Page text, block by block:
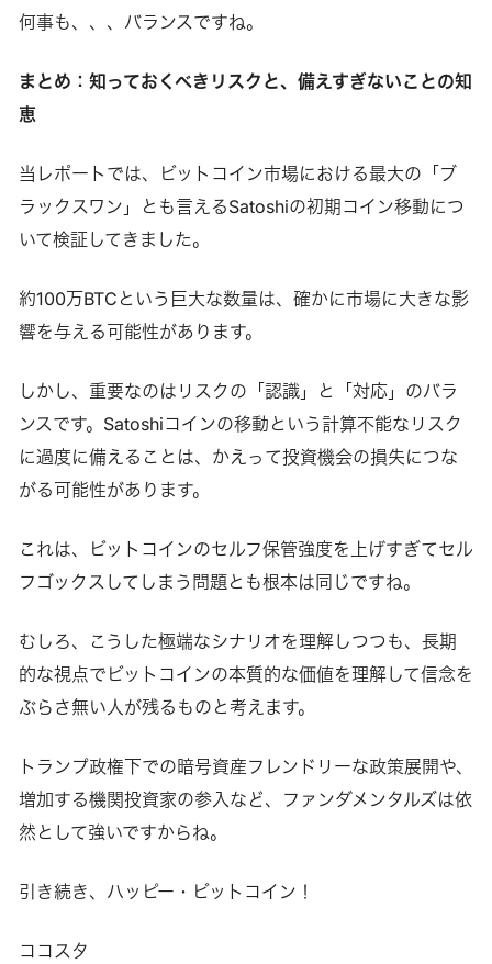
何事も、、、バランスですね。
まとめ：知っておくべきリスクと、備えすぎないことの知
恵
当レポートでは、ビットコイン市場における最大の「ブ
ラックスワン」とも言えるSatoshiの初期コイン移動につ
いて検証してきました。
約100万BTCという巨大な数量は、確かに市場に大きな影
響を与える可能性があります。
しかし、重要なのはリスクの「認識」と「対応」のバラ
ンスです。Satoshiコインの移動という計算不能なリスク
に過度に備えることは、かえって投資機会の損失につな
がる可能性があります。
これは、ビットコインのセルフ保管強度を上げすぎてセル
フゴックスしてしまう問題とも根本は同じですね。
むしろ、こうした極端なシナリオを理解しつつも、長期
的な視点でビットコインの本質的な価値を理解して信念を
ぶらさ無い人が残るものと考えます。
トランプ政権下での暗号資産フレンドリーな政策展開や、
増加する機関投資家の参入など、ファンダメンタルズは依
然として強いですからね。
引き続き、ハッピー・ビットコイン！
ココスタ